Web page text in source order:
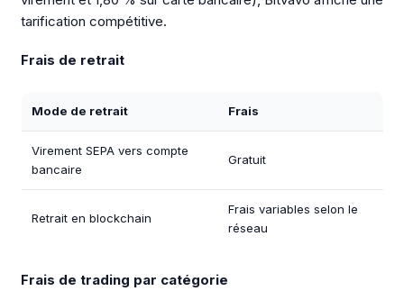
tarification compétitive.
Frais de retrait
Mode de retrait Frais
Virement SEPA vers compte
bancaire
Gratuit
Retrait en blockchain
Frais variables selon le
réseau
Frais de trading par catégorie